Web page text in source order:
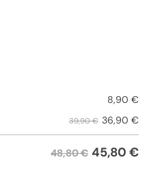
8,90 €
39,90 € 36,90 €
48,80 € 45,80 €